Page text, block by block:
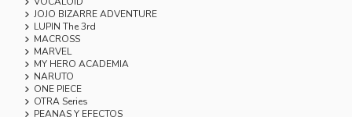
JOJO BIZARRE ADVENTURE
LUPIN The 3rd
MACROSS
MARVEL
MY HERO ACADEMIA
NARUTO
ONE PIECE
OTRA Series
PEANAS Y EFECTOS